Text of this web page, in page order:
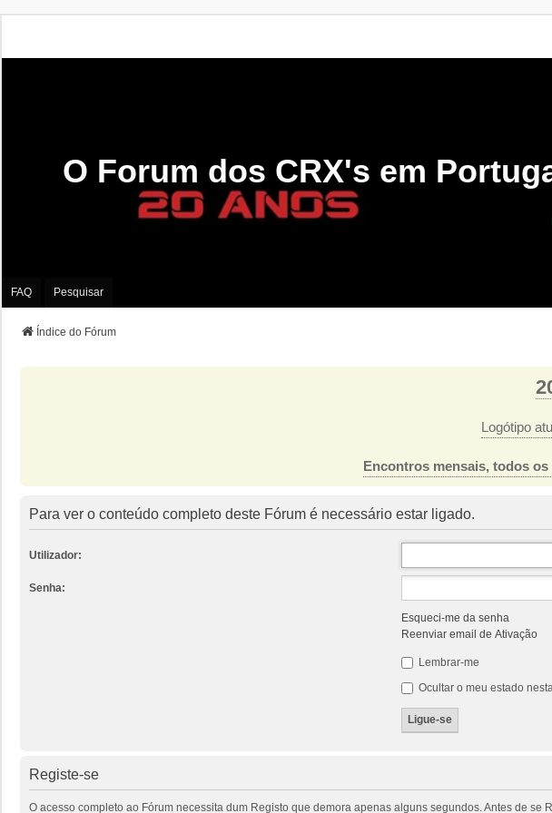
O Forum dos CRX's em
FAQ Pesquisar
Índice do Fórum
Logótipo
Encontros mensais, todos
Para ver o conteúdo completo deste Fórum é necessário estar ligado.
Utilizador:
Senha:
Esqueci-me da senha
Reenviar email de Ativação
Lembrar-me
Ocultar o meu estado
Registe-se
O acesso completo ao Fórum necessita dum Registo que demora apenas alguns segundos. Antes de